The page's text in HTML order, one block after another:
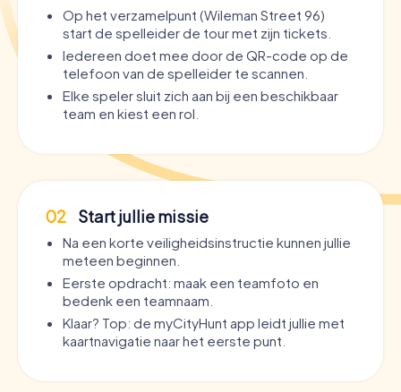
Op het verzamelpunt (Wileman Street 96)
start de spelleider de tour met zijn tickets.
Iedereen doet mee door de QR-code op de
telefoon van de spelleider te scannen.
Elke speler sluit zich aan bij een beschikbaar
team en kiest een rol.
02 Start jullie missie
Na een korte veiligheidsinstructie kunnen jullie
meteen beginnen.
Eerste opdracht: maak een teamfoto en
bedenk een teamnaam.
Klaar? Top: de myCityHunt app leidt jullie met
kaartnavigatie naar het eerste punt.